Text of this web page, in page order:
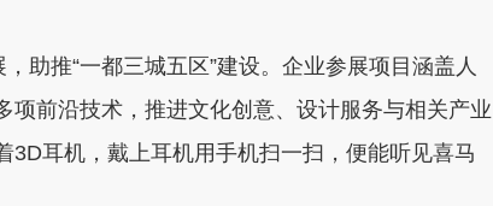
推“一都三城五区”建设。企业参展项目涵盖人
前沿技术，推进文化创意、设计服务与相关产业
耳机，戴上耳机用手机扫一扫，便能听见喜马